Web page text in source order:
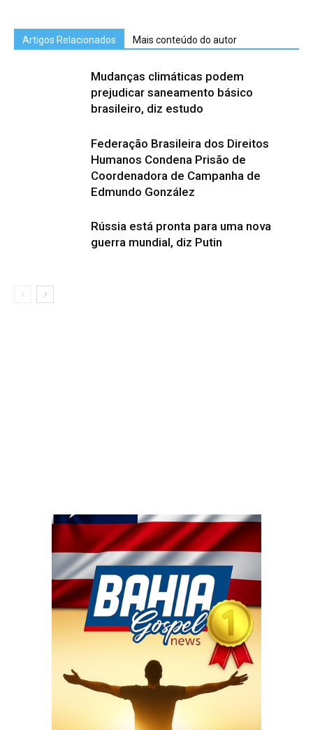
Artigos Relacionados Mais conteúdo do autor
Mudanças climáticas podem
prejudicar saneamento básico
brasileiro, diz estudo
Federação Brasileira dos Direitos
Humanos Condena Prisão de
Coordenadora de Campanha de
Edmundo González
Rússia está pronta para uma nova
guerra mundial, diz Putin